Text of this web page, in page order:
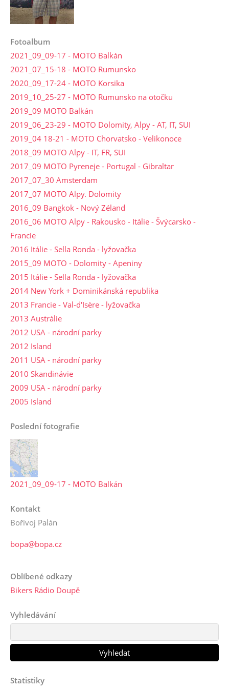
Fotoalbum
2021_09_09-17 - MOTO Balkán
2021_07_15-18 - MOTO Rumunsko
2020_09_17-24 - MOTO Korsika
2019_10_25-27 - MOTO Rumunsko na otočku
2019_09 MOTO Balkán
2019_06_23-29 - MOTO Dolomity, Alpy - AT, IT, SUI
2019_04 18-21 - MOTO Chorvatsko - Velikonoce
2018_09 MOTO Alpy - IT, FR, SUI
2017_09 MOTO Pyreneje - Portugal - Gibraltar
2017_07_30 Amsterdam
2017_07 MOTO Alpy. Dolomity
2016_09 Bangkok - Nový Zéland
2016_06 MOTO Alpy - Rakousko - Itálie - Švýcarsko -
Francie
2016 Itálie - Sella Ronda - lyžovačka
2015_09 MOTO - Dolomity - Apeniny
2015 Itálie - Sella Ronda - lyžovačka
2014 New York + Dominikánská republika
2013 Francie - Val-d'Isère - lyžovačka
2013 Austrálie
2012 USA - národní parky
2012 Island
2011 USA - národní parky
2010 Skandinávie
2009 USA - národní parky
2005 Island
Poslední fotografie
2021_09_09-17 - MOTO Balkán
Kontakt
Bořivoj Palán
bopa@bopa.cz
Oblíbené odkazy
Bikers Rádio Doupě
Vyhledávání
Statistiky